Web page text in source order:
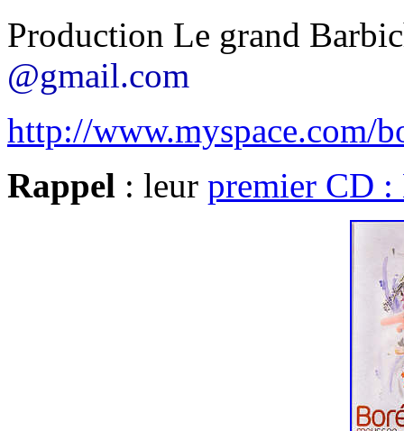
Production Le grand
@gmail.com
http://www.myspace.com/
Rappel : leur premier CD :